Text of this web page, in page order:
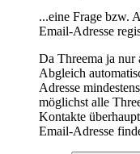
...eine Frage bzw.
Email-Adresse
Da Threema ja nur
Abgleich
Adresse
möglichst alle
Kontakte
Email-Adresse